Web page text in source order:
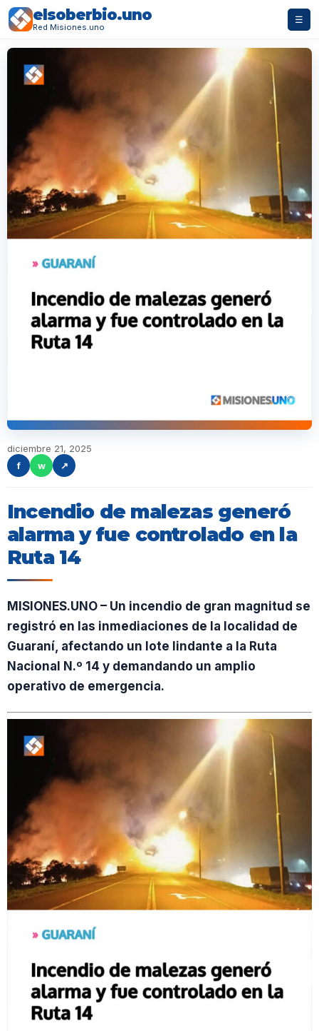
elsoberbio.uno
Red Misiones.uno
☰
diciembre 21, 2025
f
w ↗
Incendio de malezas generó
alarma y fue controlado en la
Ruta 14
MISIONES.UNO – Un incendio de gran magnitud se
registró en las inmediaciones de la localidad de
Guaraní, afectando un lote lindante a la Ruta
Nacional N.º 14 y demandando un amplio
operativo de emergencia.